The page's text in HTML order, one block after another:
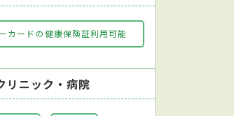
カードの健康保険証利用可能
リニック・病院